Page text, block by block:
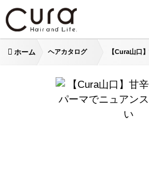
ホーム ヘアカタログ 【Cura山口